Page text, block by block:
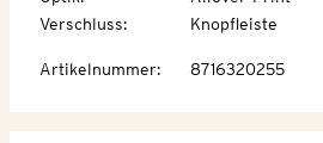
Verschluss: Knopfleiste
Artikelnummer: 8716320255